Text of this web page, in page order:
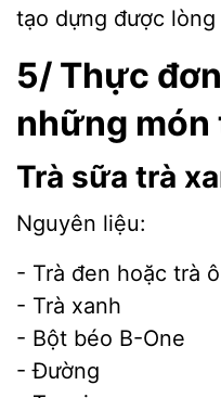
tạo dựng được
5/ Thực
những món
Trà sữa trà
Nguyên liệu:
- Trà đen hoặc trà
- Trà xanh
- Bột béo B-One
- Đường